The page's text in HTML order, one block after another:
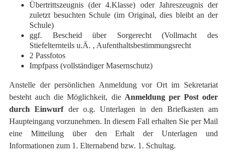
Übertrittszeugnis (der 4.Klasse) oder Jahreszeugnis der
zuletzt besuchten Schule (im Original, dies bleibt an der
Schule)
ggf. Bescheid über Sorgerecht (Vollmacht des
Stiefelternteils u.Ä. , Aufenthaltsbestimmungsrecht
2 Passfotos
Impfpass (vollständiger Masernschutz)
Anstelle der persönlichen Anmeldung vor Ort im Sekretariat
besteht auch die Möglichkeit, die Anmeldung per Post oder
durch Einwurf der o.g. Unterlagen in den Briefkasten am
Haupteingang vorzunehmen. In diesem Fall erhalten Sie per Mail
eine Mitteilung über den Erhalt der Unterlagen und
Informationen zum 1. Elternabend bzw. 1. Schultag.